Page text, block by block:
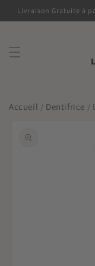
passer
au
Livraison Gratuite à
Accueil / Dentifrice /
produits